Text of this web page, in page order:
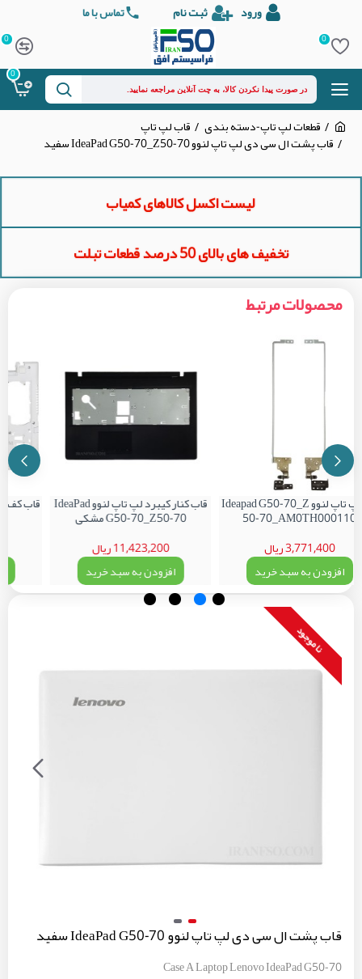
ورود ثبت نام تماس با ما
0
0
0
قطعات لپ تاپ-دسته بندی قاب لپ تاپ
قاب پشت ال سی دی لپ تاپ لنوو IdeaPad G50-70_Z50-70 سفید
لیست اکسل کالاهای کمیاب
تخفیف های بالای 50 درصد قطعات تبلت
محصولات مرتبط
لولا لپ تاپ لنوو Ideapad G50-70_Z
50-70_AM0TH000110
3,771,400 ریال
افزودن به سبد خرید
قاب کنار کیبرد لپ تاپ لنوو IdeaPad
G50-70_Z50-70 مشکی
11,423,200 ریال
افزودن به سبد خرید
نا موجود
قاب پشت ال سی دی لپ تاپ لنوو IdeaPad G50-70 سفید
Case A Laptop Lenovo IdeaPad G50-70